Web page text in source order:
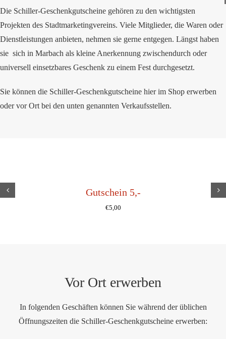
Die Schiller-Geschenkgutscheine gehören zu den wichtigsten
Projekten des Stadtmarketingvereins. Viele Mitglieder, die Waren oder
Dienstleistungen anbieten, nehmen sie gerne entgegen. Längst haben
sie sich in Marbach als kleine Anerkennung zwischendurch oder
universell einsetzbares Geschenk zu einem Fest durchgesetzt.
Sie können die Schiller-Geschenkgutscheine hier im Shop erwerben
oder vor Ort bei den unten genannten Verkaufsstellen.
Gutschein 5,-
€5,00
Vor Ort erwerben
In folgenden Geschäften können Sie während der üblichen
Öffnungszeiten die Schiller-Geschenkgutscheine erwerben: